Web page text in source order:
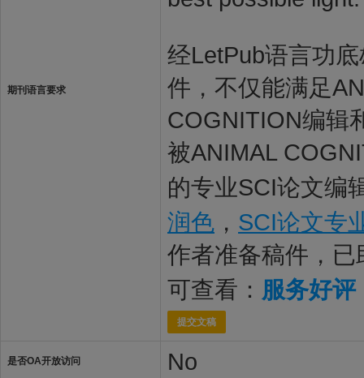
期刊语言要求
经LetPub语言功
件，不仅能满足
COGNITION编辑
被ANIMAL
的专业SCI论文编
润色 ， SCI论文专
作者准备稿件，
可查看： 服务好评
提交文稿
是否OA开放访问 No